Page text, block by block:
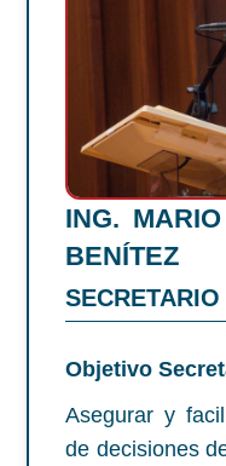
ING.
BENÍTEZ
Objetivo
Asegurar y
de decisiones